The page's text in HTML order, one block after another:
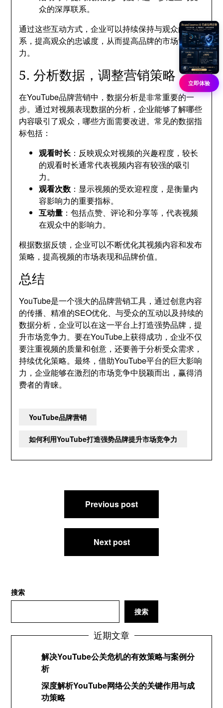
众的深厚联系。
通过这些互动方式，企业可以持续保持与观众的联
系，提高观众的忠诚度，从而提高品牌的市场竞争
力。
5. 分析数据，调整营销策略
在YouTube品牌营销中，数据分析是非常重要的一
步。通过对视频表现数据的分析，企业能够了解哪些
内容吸引了观众，哪些方面需要改进。常见的数据指
标包括：
观看时长 ：反映观众对视频的兴趣程度，较长
的观看时长通常代表视频内容有较强的吸引
力。
观看次数 ：显示视频的受欢迎程度，是衡量内
容影响力的重要指标。
互动量 ：包括点赞、评论和分享等，代表视频
在观众中的影响力。
根据数据反馈，企业可以不断优化其视频内容和发布
策略，提高视频的市场表现和品牌价值。
总结
YouTube是一个强大的品牌营销工具，通过创意内容
的传播、精准的SEO优化、与受众的互动以及持续的
数据分析，企业可以在这一平台上打造强势品牌，提
升市场竞争力。要在YouTube上获得成功，企业不仅
要注重视频的质量和创意，还要善于分析受众需求，
持续优化策略。最终，借助YouTube平台的巨大影响
力，企业能够在激烈的市场竞争中脱颖而出，赢得消
费者的青睐。
YouTube品牌营销
如何利用YouTube打造强势品牌提升市场竞争力
Previous post
Next post
搜索
搜索
近期文章
解决YouTube公关危机的有效策略与案例分
析
深度解析YouTube网络公关的关键作用与成
功策略
立即体验